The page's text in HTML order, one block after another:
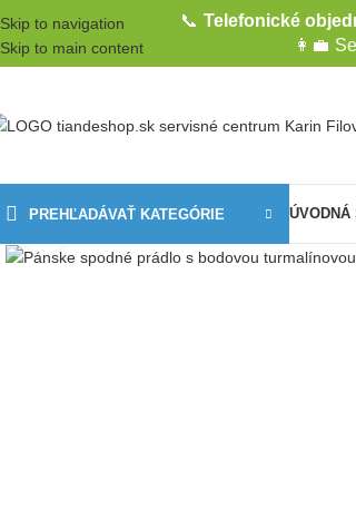
Skip to navigation
Skip to main content
📞 Telefonické
👩‍💼
PREHĽADÁVAŤ KATEGÓRIE ÚVODNÁ